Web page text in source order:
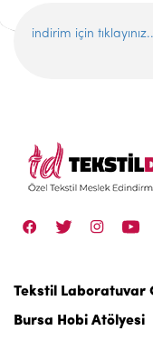
indirim için
Tekstil Laboratuvar
Bursa Hobi Atölyesi